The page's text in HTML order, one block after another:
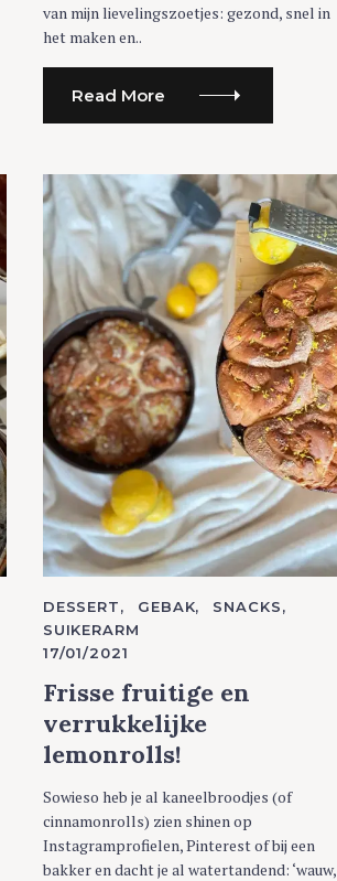
van mijn lievelingszoetjes: gezond, snel in
het maken en..
Read More
C
A
T
E
O
R
E
S
DESSERT GEBAK
SNACKS
SUIKERARM
17/01/2021
Frisse fruitige en
verrukkelijke
lemonrolls!
Sowieso heb je al kaneelbroodjes (of
cinnamonrolls) zien shinen op
Instagramprofielen, Pinterest of bij een
bakker en dacht je al watertandend: ‘wauw,